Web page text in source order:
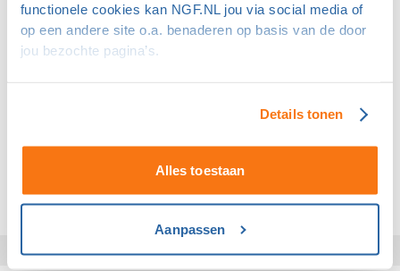
functionele cookies kan NGF.NL jou via social media of
op een andere site o.a. benaderen op basis van de door
jou bezochte pagina’s.
Details tonen
Alles toestaan
Aanpassen
Toolkit communicatie
Duurzaam beheer maakt golfbanen
toekomstbestendig, maar veranderingen roepen
dat je tijd besteedt aan communicatie. De NGF biedt
hierbij hulp.